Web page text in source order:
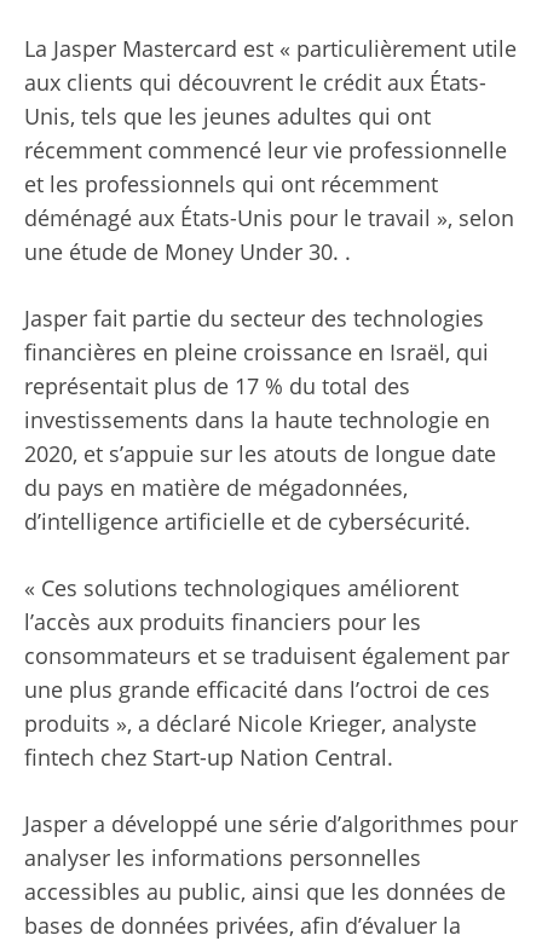
La Jasper Mastercard est « particulièrement utile
aux clients qui découvrent le crédit aux États-
Unis, tels que les jeunes adultes qui ont
récemment commencé leur vie professionnelle
et les professionnels qui ont récemment
déménagé aux États-Unis pour le travail », selon
une étude de Money Under 30. .
Jasper fait partie du secteur des technologies
financières en pleine croissance en Israël, qui
représentait plus de 17 % du total des
investissements dans la haute technologie en
2020, et s’appuie sur les atouts de longue date
du pays en matière de mégadonnées,
d’intelligence artificielle et de cybersécurité.
« Ces solutions technologiques améliorent
l’accès aux produits financiers pour les
consommateurs et se traduisent également par
une plus grande efficacité dans l’octroi de ces
produits », a déclaré Nicole Krieger, analyste
fintech chez Start-up Nation Central.
Jasper a développé une série d’algorithmes pour
analyser les informations personnelles
accessibles au public, ainsi que les données de
bases de données privées, afin d’évaluer la